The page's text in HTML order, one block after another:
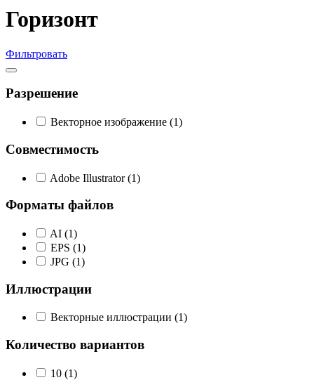
Горизонт
Фильтровать
Разрешение
Векторное изображение (1)
Совместимость
Adobe Illustrator(1)
Форматы файлов
AI (1)
EPS (1)
JPG (1)
Иллюстрации
Векторные иллюстрации (1)
Количество вариантов
10 (1)